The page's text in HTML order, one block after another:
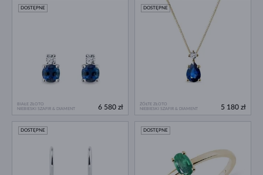
BIAŁE ZŁOTO
NIEBIESKI SZAFIR & DIAMENT
DOSTĘPNE
6 580 zł
ŻÓŁTE ZŁOTO
NIEBIESKI SZAFIR & DIAMENT
DOSTĘPNE
5 180 zł
DOSTĘPNE DOSTĘPNE